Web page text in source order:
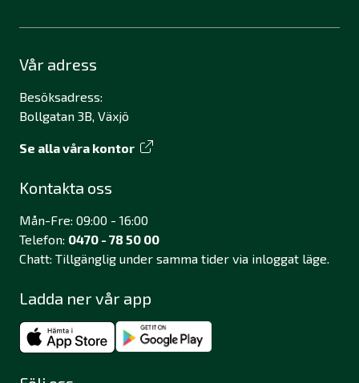
Vår adress
Besöksadress:
Bollgatan 3B, Växjö
Se alla våra kontor
Kontakta oss
Mån-Fre: 09:00 - 16:00
Telefon: 0470 - 78 50 00
Chatt: Tillgänglig under samma tider via inloggat läge.
Ladda ner vår app